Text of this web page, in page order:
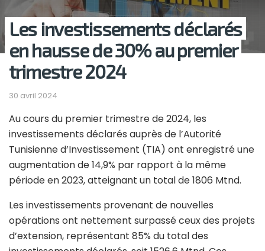
Les investissements déclarés
en hausse de 30% au premier
trimestre 2024
30 avril 2024
Au cours du premier trimestre de 2024, les
investissements déclarés auprès de l’Autorité
Tunisienne d’Investissement (TIA) ont enregistré une
augmentation de 14,9% par rapport à la même
période en 2023, atteignant un total de 1806 Mtnd.
Les investissements provenant de nouvelles
opérations ont nettement surpassé ceux des projets
d’extension, représentant 85% du total des